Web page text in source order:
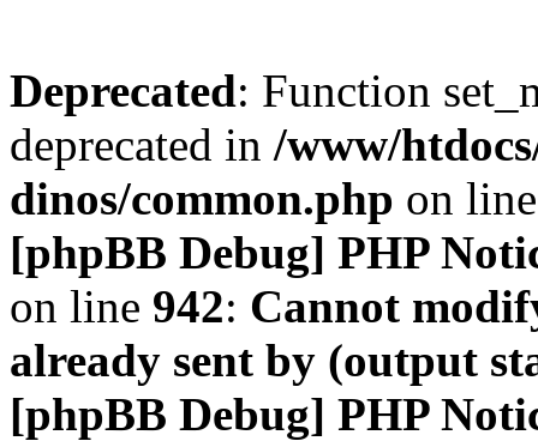
Deprecated: Function
deprecated in /www/
dinos/common.php on
[phpBB Debug] PHP
on line 942: Cannot
already sent by (output
[phpBB Debug] PHP